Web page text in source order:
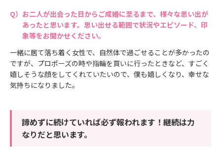
お二人が出会った日からご成婚に至るまで、様々な思い出が
あったと思います。思い出せる範囲で状況やエピソード、印
象等をお聞かせください。
一緒に居て落ち着く女性で、自然体で過ごせることが多かったの
ですが、プロポーズの時や指輪を買いに行ったときなど、すごく
嬉しそうな顔をしてくれていたいので、僕も嬉しくなり、幸せな
気持ちになりました。
諦めずに続けていれば必ず報われます！継続は力
なりだと思います。